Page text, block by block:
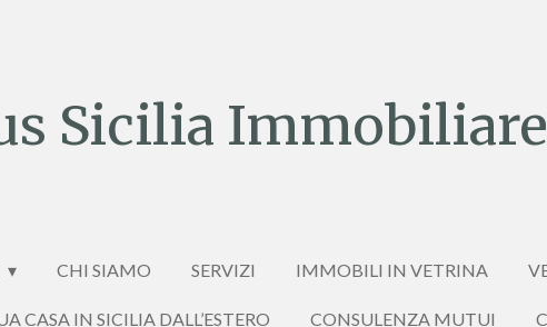
Sicilia
CHI SIAMO SERVIZI IMMOBILI IN VETRINA
CASA IN SICILIA DALL’ESTERO CONSULENZA MUTUI